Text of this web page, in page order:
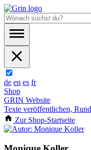
de en es fr
Shop
GRIN Website
Texte veröffentlichen,
Zur Shop-Startseite